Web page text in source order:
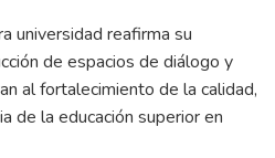
universidad reafirma su
de espacios de diálogo y
al fortalecimiento de la calidad,
de la educación superior en